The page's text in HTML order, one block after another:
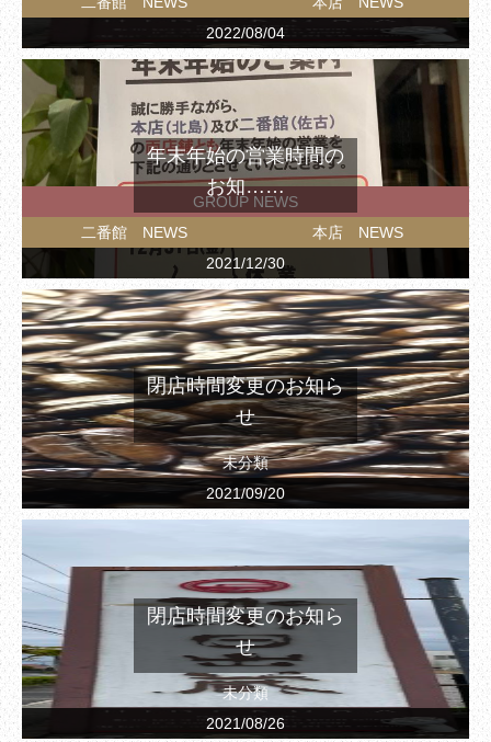
2022/08/04
GROUP NEWS
二番館 NEWS
本店 NEWS
2021/12/30
年末年始の営業時間の
お知……
未分類
2021/09/20
閉店時間変更のお知ら
せ
未分類
2021/08/26
閉店時間変更のお知ら
せ